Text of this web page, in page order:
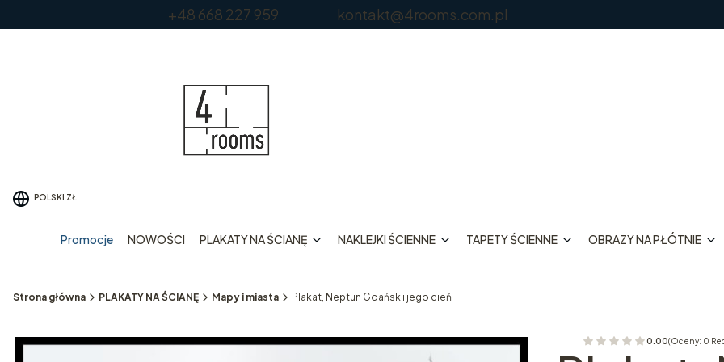
+48 668 227 959 kontakt@4rooms.com.pl
POLSKI ZŁ
Promocje NOWOŚCI PLAKATY NA ŚCIANĘ NAKLEJKI ŚCIENNE TAPETY ŚCIENNE OBRAZY NA PŁÓTNIE
Strona główna PLAKATY NA ŚCIANĘ Mapy i miasta Plakat, Neptun Gdańsk i jego cień
0.00(Oceny: 0